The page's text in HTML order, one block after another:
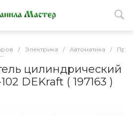
/ Электрика / Автоматика /
цилиндрический
DEKraft ( 197163 )